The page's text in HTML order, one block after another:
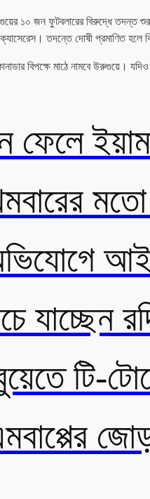
১০ জন ফুটবলারের বিরুদ্ধে তদন্ত
তদন্তে দোষী প্রমাণিত হলে
বিপক্ষে মাঠে নামবে উরুগুয়ে।
ফেলে
যাচ্ছেন
টি-